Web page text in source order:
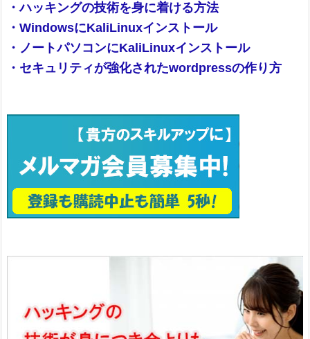
・ハッキングの技術を身に着ける方法
・WindowsにKaliLinuxインストール
・ノートパソコンにKaliLinuxインストール
・セキュリティが強化されたwordpressの作り方